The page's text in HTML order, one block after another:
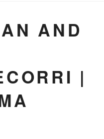
AND
|